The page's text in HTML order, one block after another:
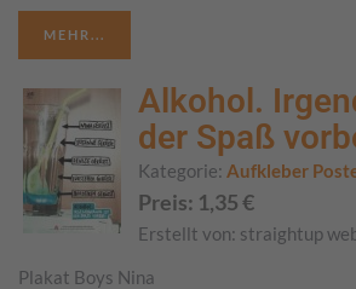
MEHR...
Alkohol.
der Spaß
Kategorie: Aufkleber
Preis: 1,35€
Erstellt von: straightup
Plakat Boys Nina